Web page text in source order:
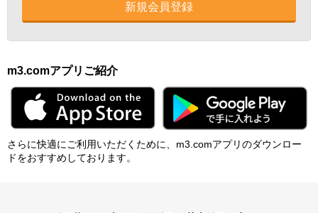
新規会員登録
m3.comアプリご紹介
さらに快適にご利⽤いただくために、m3.comアプリのダウンロー
ドをおすすめしております。